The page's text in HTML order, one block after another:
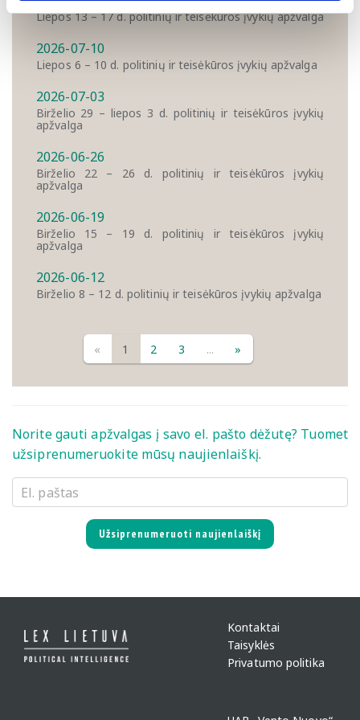
Liepos 13 – 17 d. politinių ir teisėkūros įvykių apžvalga
2026-07-10
Liepos 6 – 10 d. politinių ir teisėkūros įvykių apžvalga
2026-07-03
Birželio 29 – liepos 3 d. politinių ir teisėkūros įvykių
apžvalga
2026-06-26
Birželio 22 – 26 d. politinių ir teisėkūros įvykių
apžvalga
2026-06-19
Birželio 15 – 19 d. politinių ir teisėkūros įvykių
apžvalga
2026-06-12
Birželio 8 – 12 d. politinių ir teisėkūros įvykių apžvalga
« 1 2 3 ... »
Norite gauti apžvalgas į savo el. pašto dėžutę? Tuomet
užsiprenumeruokite mūsų naujienlaiškį.
Užsiprenumeruoti naujienlaiškį
Kontaktai
Taisyklės
Privatumo politika